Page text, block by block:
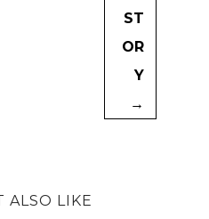
ST
OR
Y
→
ALSO LIKE